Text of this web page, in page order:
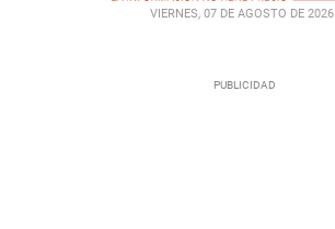
VIERNES, 07 DE AGOSTO DE 2026